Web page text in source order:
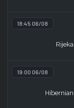
18:45 06/08
Rijeka
19:00 06/08
Hibernian